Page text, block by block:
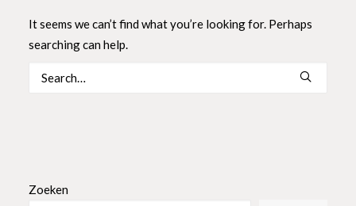
It seems we can’t find what you’re looking for. Perhaps
searching can help.
Zoeken